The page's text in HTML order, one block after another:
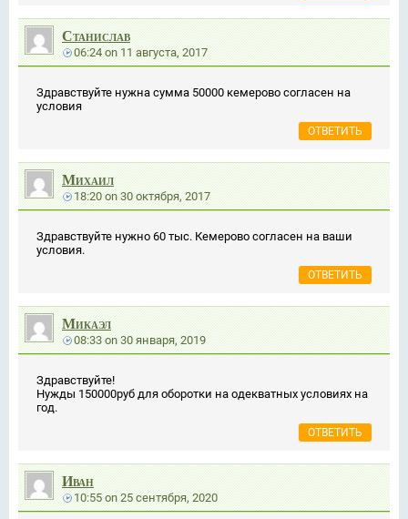
Станислав
06:24on11 августа, 2017
Здравствуйте нужна сумма 50000 кемерово согласен на
условия
ОТВЕТИТЬ
Михаил
18:20on30 октября, 2017
Здравствуйте нужно 60 тыс. Кемерово согласен на ваши
условия.
ОТВЕТИТЬ
Микаэл
08:33on30 января, 2019
Здравствуйте!
Нужды 150000руб для оборотки на одекватных условиях на
год.
ОТВЕТИТЬ
Иван
10:55on25 сентября, 2020